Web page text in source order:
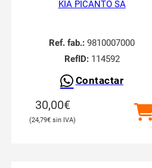
KIA PICANTO SA
Ref. fab.: 9810007000
RefID:114592
Contactar
30,00€
24,79€